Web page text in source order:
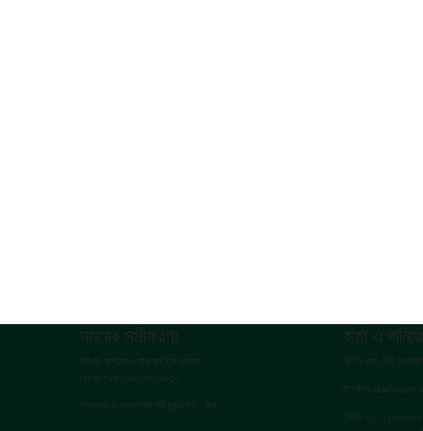
সময়ের সমীকরণঃ
প্রধান সম্পাদকঃ নাজমুল হক স্বপন
ফোনঃ +৮৮০২৪৭৭৭৮৭৫৫৬
সম্পাদক ও প্রকাশকঃ শরীফুজ্জামান শরীফ
বার্তা ও
পুলিশ পার্ক লেন
ইমেইলঃ
ফোনঃ ০১৭১১-